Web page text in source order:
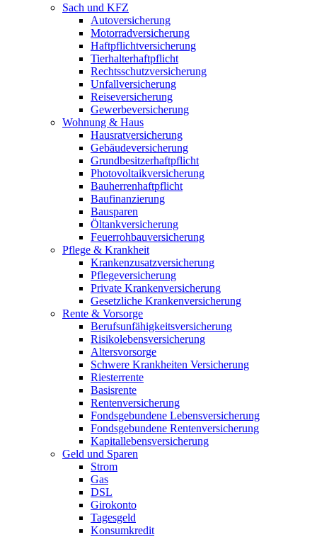
Sach und KFZ
Autoversicherung
Motorradversicherung
Haftpflichtversicherung
Tierhalterhaftpflicht
Rechtsschutzversicherung
Unfallversicherung
Reiseversicherung
Gewerbeversicherung
Wohnung & Haus
Hausratversicherung
Gebäudeversicherung
Grundbesitzerhaftpflicht
Photovoltaikversicherung
Bauherrenhaftpflicht
Baufinanzierung
Bausparen
Öltankversicherung
Feuerrohbauversicherung
Pflege & Krankheit
Krankenzusatzversicherung
Pflegeversicherung
Private Krankenversicherung
Gesetzliche Krankenversicherung
Rente & Vorsorge
Berufs­unfähigkeitsversicherung
Risikolebensversicherung
Altersvorsorge
Schwere Krankheiten Versicherung
Riesterrente
Basisrente
Rentenversicherung
Fondsgebundene Lebensversicherung
Fondsgebundene Rentenversicherung
Kapitallebensversicherung
Geld und Sparen
Strom
Gas
DSL
Girokonto
Tagesgeld
Konsumkredit